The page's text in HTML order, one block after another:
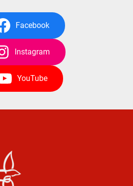
Facebook
Instagram
YouTube